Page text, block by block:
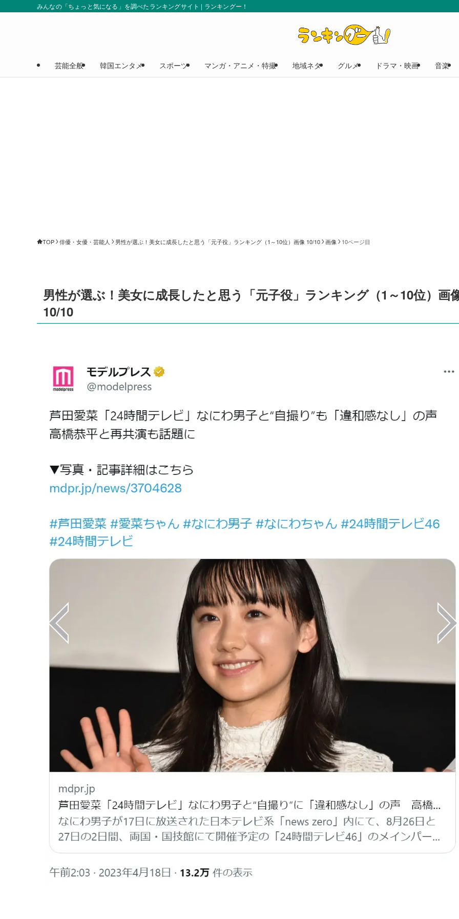
みんなの「ちょっと気になる」を調べたランキングサイト | ランキングー！
芸能全般 韓国エンタメ スポーツ マンガ・アニメ・特撮 地域ネタ グルメ ドラマ・映画 音楽
TOP 俳優・女優・芸能人 男性が選ぶ！美女に成長したと思う「元子役」ランキング（1～10位）画像 10/10 画像 10ページ目
男性が選ぶ！美女に成長したと思う「元子役」ランキング（1～10位）画
10/10